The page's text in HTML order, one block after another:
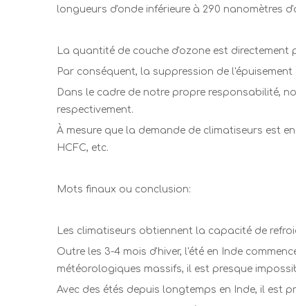
longueurs d'onde inférieure à 290 nanomètres
La quantité de couche d'ozone est
Par conséquent, la suppression de
Dans le cadre de notre propre responsabilité,
respectivement.
À mesure que la demande de climatiseurs est
HCFC, etc.
Mots finaux ou conclusion:
Les climatiseurs obtiennent la capacité de
Outre les 3-4 mois d'hiver, l'été en Inde
météorologiques massifs, il est presque
Avec des étés depuis longtemps en Inde, il est